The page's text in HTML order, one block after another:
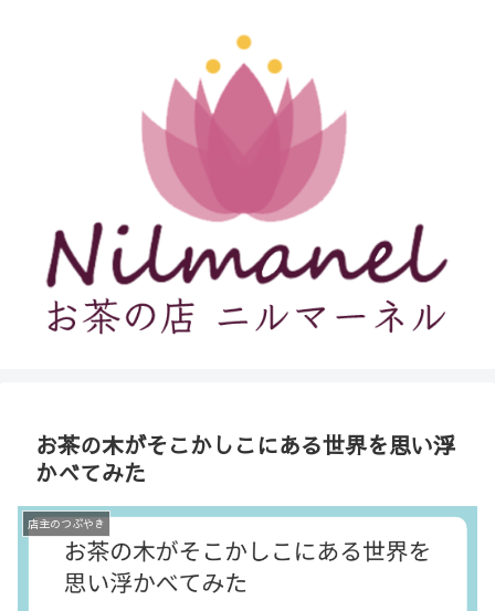
お茶の木がそこかしこにある世界を思い浮
かべてみた
店主のつぶやき